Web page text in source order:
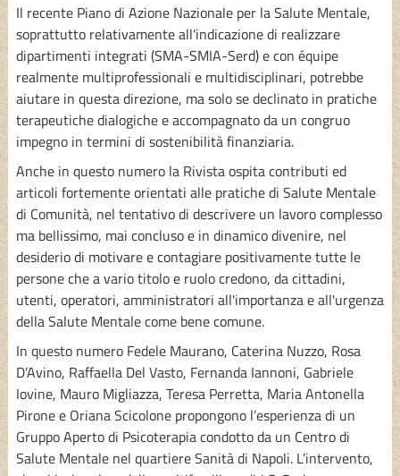
Il recente Piano di Azione Nazionale per la Salute Mentale,
soprattutto relativamente all'indicazione di realizzare
dipartimenti integrati (SMA-SMIA-Serd) e con équipe
realmente multiprofessionali e multidisciplinari, potrebbe
aiutare in questa direzione, ma solo se declinato in pratiche
terapeutiche dialogiche e accompagnato da un congruo
impegno in termini di sostenibilità finanziaria.
Anche in questo numero la Rivista ospita contributi ed
articoli fortemente orientati alle pratiche di Salute Mentale
di Comunità, nel tentativo di descrivere un lavoro complesso
ma bellissimo, mai concluso e in dinamico divenire, nel
desiderio di motivare e contagiare positivamente tutte le
persone che a vario titolo e ruolo credono, da cittadini,
utenti, operatori, amministratori all'importanza e all'urgenza
della Salute Mentale come bene comune.
In questo numero Fedele Maurano, Caterina Nuzzo, Rosa
D’Avino, Raffaella Del Vasto, Fernanda Iannoni, Gabriele
Iovine, Mauro Migliazza, Teresa Perretta, Maria Antonella
Pirone e Oriana Scicolone propongono l’esperienza di un
Gruppo Aperto di Psicoterapia condotto da un Centro di
Salute Mentale nel quartiere Sanità di Napoli. L’intervento,